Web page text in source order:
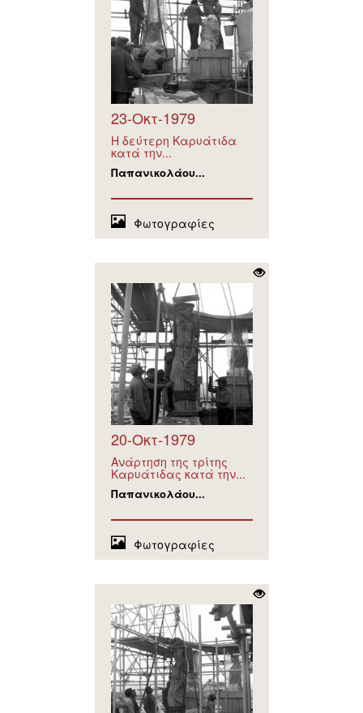
23-Οκτ-1979
Η δεύτερη Καρυάτιδα
κατά την...
Παπανικολάου...
Φωτογραφίες
20-Οκτ-1979
Ανάρτηση της τρίτης
Καρυάτιδας κατά την...
Παπανικολάου...
Φωτογραφίες